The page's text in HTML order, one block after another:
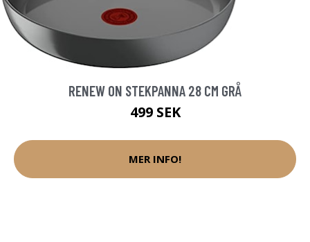
RENEW ON STEKPANNA 28 CM GRÅ
499 SEK
MER INFO!